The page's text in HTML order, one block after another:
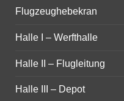
Flugzeughebekran
Halle I – Werfthalle
Halle II – Flugleitung
Halle III – Depot